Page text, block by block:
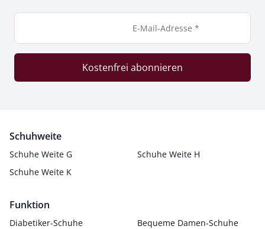
E-Mail-Adresse *
Kostenfrei abonnieren
Schuhweite
Schuhe Weite G
Schuhe Weite H
Schuhe Weite K
Funktion
Diabetiker-Schuhe
Bequeme Damen-Schuhe